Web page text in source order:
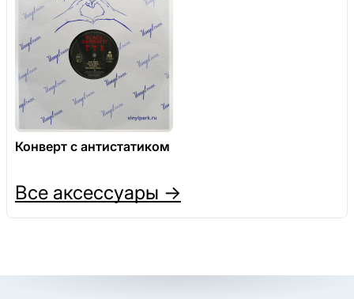
Конверт с антистатиком
Все аксессуары →